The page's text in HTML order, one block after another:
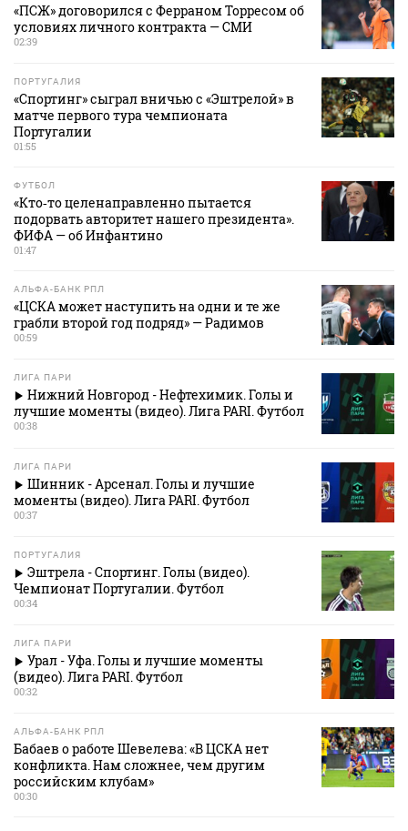
«ПСЖ» договорился с Ферраном Торресом об
условиях личного контракта — СМИ
02:39
ПОРТУГАЛИЯ
«Спортинг» сыграл вничью с «Эштрелой» в
матче первого тура чемпионата
Португалии
01:55
ФУТБОЛ
«Кто‑то целенаправленно пытается
подорвать авторитет нашего президента».
ФИФА — об Инфантино
01:47
АЛЬФА-БАНК РПЛ
«ЦСКА может наступить на одни и те же
грабли второй год подряд» — Радимов
00:59
ЛИГА ПАРИ
Нижний Новгород - Нефтехимик. Голы и
лучшие моменты (видео). Лига PARI. Футбол
00:38
ЛИГА ПАРИ
Шинник - Арсенал. Голы и лучшие
моменты (видео). Лига PARI. Футбол
00:37
ПОРТУГАЛИЯ
Эштрела - Спортинг. Голы (видео).
Чемпионат Португалии. Футбол
00:34
ЛИГА ПАРИ
Урал - Уфа. Голы и лучшие моменты
(видео). Лига PARI. Футбол
00:32
АЛЬФА-БАНК РПЛ
Бабаев о работе Шевелева: «В ЦСКА нет
конфликта. Нам сложнее, чем другим
российским клубам»
00:30